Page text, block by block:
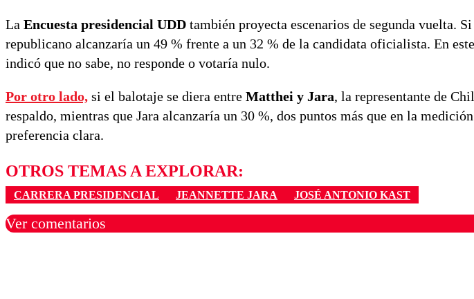
La Encuesta presidencial UDD también proyecta escenarios de segunda vuelta.
republicano alcanzaría un 49 % frente a un 32 % de la candidata oficialista. En
indicó que no sabe, no responde o votaría nulo.
Por otro lado, si el balotaje se diera entre Matthei y Jara, la representante de
respaldo, mientras que Jara alcanzaría un 30 %, dos puntos más que en la
preferencia clara.
OTROS TEMAS A EXPLORAR:
CARRERA PRESIDENCIAL JEANNETTE JARA JOSÉ ANTONIO KAST
Ver comentarios